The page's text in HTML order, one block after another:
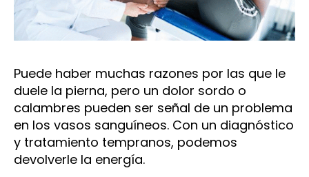
Puede haber muchas razones por las que le
duele la pierna, pero un dolor sordo o
calambres pueden ser señal de un problema
en los vasos sanguíneos. Con un diagnóstico
y tratamiento tempranos, podemos
devolverle la energía.